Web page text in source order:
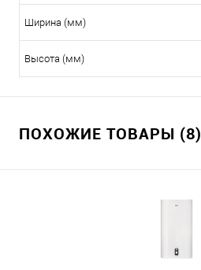
Ширина (мм)
Высота (мм)
ПОХОЖИЕ ТОВАРЫ (8)